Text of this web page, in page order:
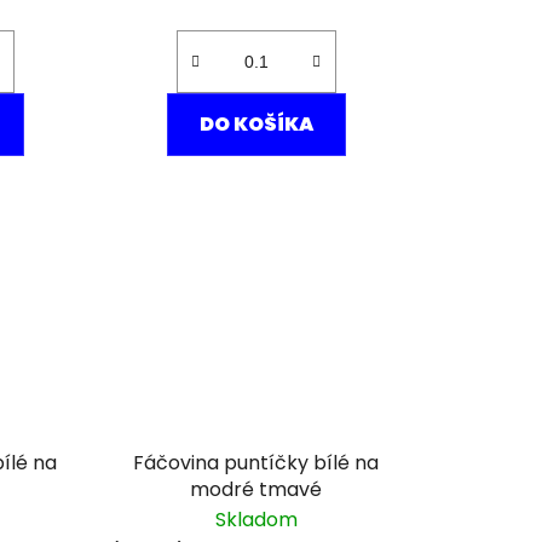
DO KOŠÍKA
na
Fáčovina puntíčky bílé na
modré tmavé
Skladom